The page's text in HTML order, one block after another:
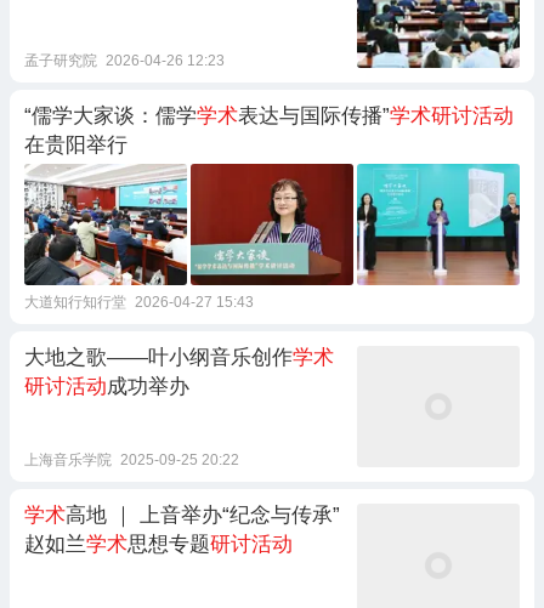
孟子研究院 2026-04-26 12:23
“儒学大家谈：儒学学术表达与国际传播”学术研讨活动
在贵阳举行
大道知行知行堂 2026-04-27 15:43
大地之歌——叶小纲音乐创作学术
研讨活动成功举办
上海音乐学院 2025-09-25 20:22
学术高地 ｜ 上音举办“纪念与传承”
赵如兰学术思想专题研讨活动